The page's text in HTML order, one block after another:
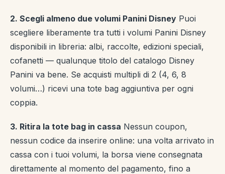
2. Scegli almeno due volumi Panini Disney Puoi
scegliere liberamente tra tutti i volumi Panini Disney
disponibili in libreria: albi, raccolte, edizioni speciali,
cofanetti — qualunque titolo del catalogo Disney
Panini va bene. Se acquisti multipli di 2 (4, 6, 8
volumi…) ricevi una tote bag aggiuntiva per ogni
coppia.
3. Ritira la tote bag in cassa Nessun coupon,
nessun codice da inserire online: una volta arrivato in
cassa con i tuoi volumi, la borsa viene consegnata
direttamente al momento del pagamento, fino a